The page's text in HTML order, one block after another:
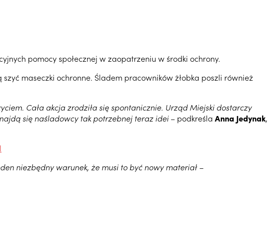
pomocy społecznej w zaopatrzeniu w środki ochrony.
maseczki ochronne. Śladem pracowników żłobka poszli również
Cała akcja zrodziła się spontanicznie. Urząd Miejski dostarczy
się naśladowcy tak potrzebnej teraz idei– podkreśla Anna Jedynak,
niezbędny warunek, że musi to być nowy materiał –